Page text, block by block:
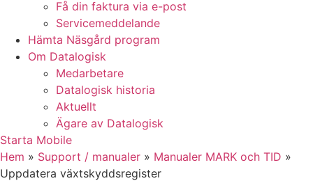
Få din faktura via e-post
Servicemeddelande
Hämta Näsgård program
Om Datalogisk
Medarbetare
Datalogisk historia
Aktuellt
Ägare av Datalogisk
Starta Mobile
Hem » Support / manualer » Manualer MARK och TID »
Uppdatera växtskyddsregister